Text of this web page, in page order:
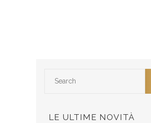
LE ULTIME NOVITÀ